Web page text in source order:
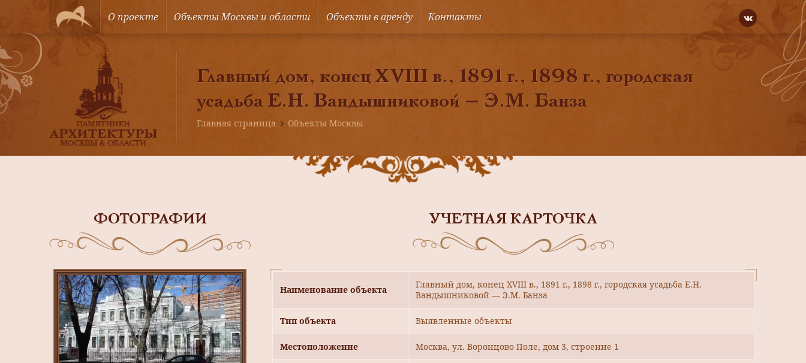
О проекте Объекты Москвы и области Объекты в аренду Контакты
Главный дом, конец XVIII в., 1891 г., 1898 г., городская
усадьба Е.Н. Вандышниковой — Э.М. Банза
Главная страница Объекты Москвы
ФОТОГРАФИИ УЧЕТНАЯ КАРТОЧКА
Наименование объекта
Главный дом, конец XVIII в., 1891 г., 1898 г., городская усадьба Е.Н.
Вандышниковой — Э.М. Банза
Тип объекта Выявленные объекты
Местоположение Москва, ул. Воронцово Поле, дом 3, строение 1